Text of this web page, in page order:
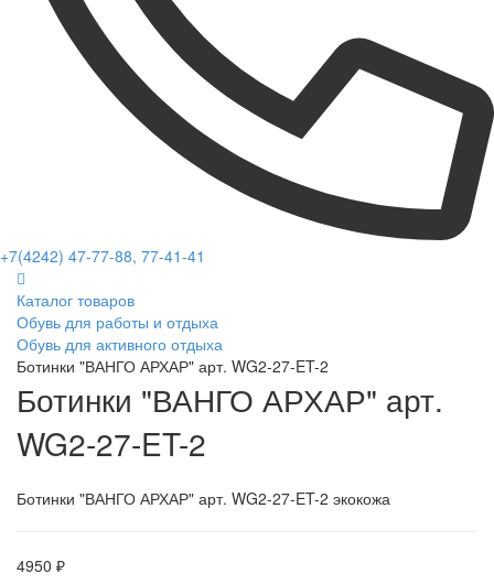
+7(4242) 47-77-88, 77-41-41
Каталог товаров
Обувь для работы и отдыха
Обувь для активного отдыха
Ботинки "ВАНГО АРХАР" арт. WG2-27-ET-2
Ботинки "ВАНГО АРХАР" арт.
WG2-27-ET-2
Ботинки "ВАНГО АРХАР" арт. WG2-27-ET-2 экокожа
4950 ₽